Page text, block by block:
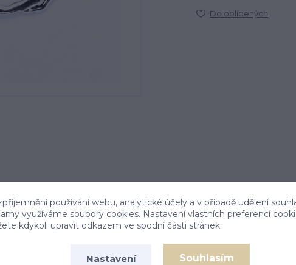
Do oblíbených
používání webu, analytické účely a v případě udělení
využíváme soubory cookies. Nastavení vlastních preferencí
kdykoli upravit odkazem ve spodní části stránek.
Nastavení Souhlasím